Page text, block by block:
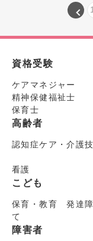
資格受験
ケアマネジャー
精神保健福祉士
保育士
高齢者
認知症ケア・介護
看護
こども
保育・教育 発達
て
障害者